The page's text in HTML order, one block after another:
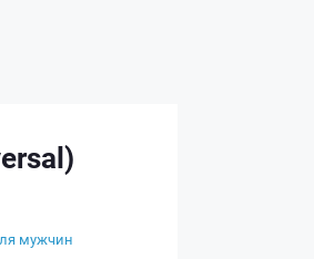
мужчин